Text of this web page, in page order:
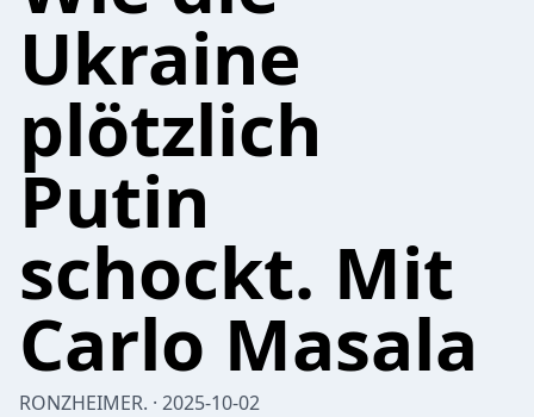
Ukraine
plötzlich
Putin
schockt. Mit
Carlo Masala
RONZHEIMER. · 2025-10-02